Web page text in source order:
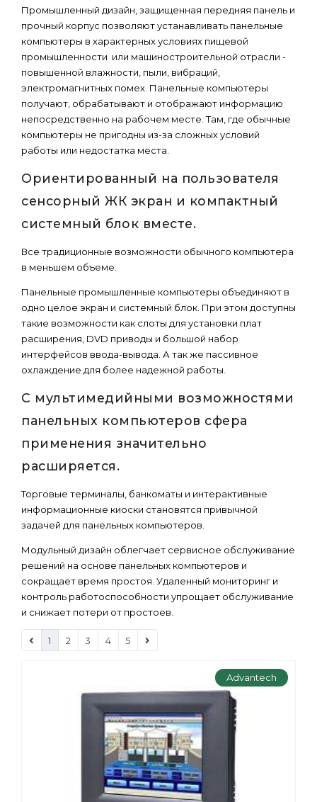
Промышленный дизайн, защищенная передняя панель и
прочный корпус позволяют устанавливать панельные
компьютеры в характерных условиях пищевой
промышленности или машиностроительной отрасли -
повышенной влажности, пыли, вибраций,
электромагнитных помех. Панельные компьютеры
получают, обрабатывают и отображают информацию
непосредственно на рабочем месте. Там, где обычные
компьютеры не пригодны из-за сложных условий
работы или недостатка места.
Ориентированный на пользователя
сенсорный ЖК экран и компактный
системный блок вместе.
Все традиционные возможности обычного компьютера
в меньшем объеме.
Панельные промышленные компьютеры объединяют в
одно целое экран и системный блок. При этом доступны
такие возможности как слоты для установки плат
расширения, DVD приводы и большой набор
интерфейсов ввода-вывода. А так же пассивное
охлаждение для более надежной работы.
С мультимедийными возможностями
панельных компьютеров сфера
применения значительно
расширяется.
Торговые терминалы, банкоматы и интерактивные
информационные киоски становятся привычной
задачей для панельных компьютеров.
Модульный дизайн облегчает сервисное обслуживание
решений на основе панельных компьютеров и
сокращает время простоя. Удаленный мониторинг и
контроль работоспособности упрощает обслуживание
и снижает потери от простоев.
1 2 3 4 5
Advantech